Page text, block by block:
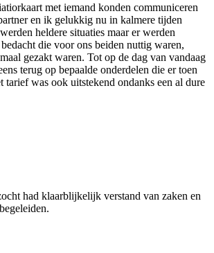
met iemand konden communiceren
en ik gelukkig nu in kalmere tijden
heldere situaties maar er werden
die voor ons beiden nuttig waren,
gezakt waren. Tot op de dag van vandaag
terug op bepaalde onderdelen die er toen
tarief was ook uitstekend ondanks een al dure
had klaarblijkelijk verstand van zaken en